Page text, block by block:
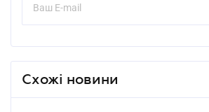
Схожі новини